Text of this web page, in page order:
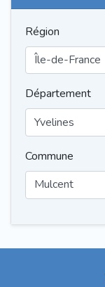
Région
Département
Commune